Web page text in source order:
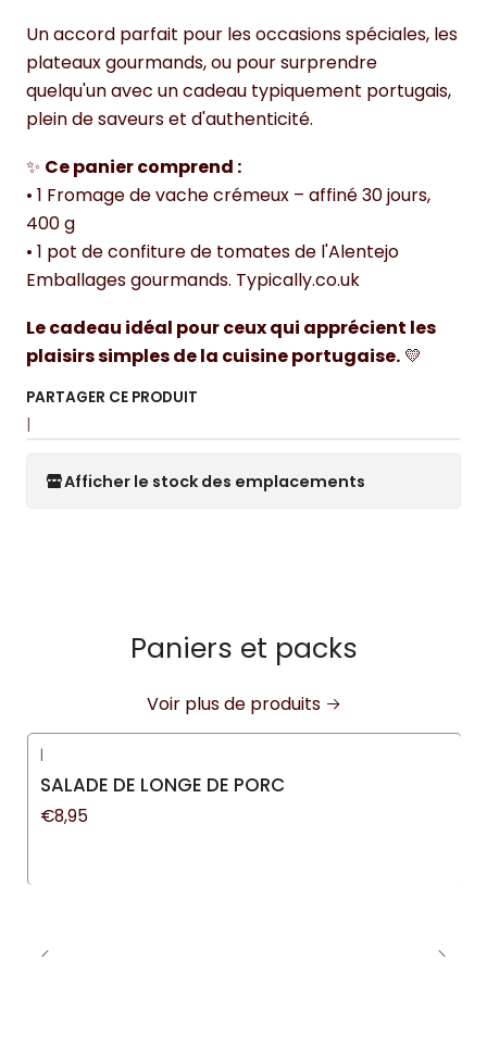
Un accord parfait pour les occasions spéciales, les
plateaux gourmands, ou pour surprendre
quelqu'un avec un cadeau typiquement portugais,
plein de saveurs et d'authenticité.
✨ Ce panier comprend :
• 1 Fromage de vache crémeux – affiné 30 jours,
400 g
• 1 pot de confiture de tomates de l'Alentejo
Emballages gourmands. Typically.co.uk
Le cadeau idéal pour ceux qui apprécient les
plaisirs simples de la cuisine portugaise. 💛
PARTAGER CE PRODUIT
|
Afficher le stock des emplacements
Paniers et packs
Voir plus de produits
Nouveau
|
SALADE DE LONGE DE PORC
€8,95